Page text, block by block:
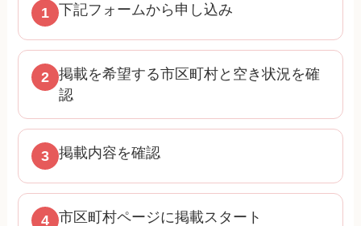
下記フォームから申し込み
掲載を希望する市区町村と空き状況を確
認
掲載内容を確認
市区町村ページに掲載スタート